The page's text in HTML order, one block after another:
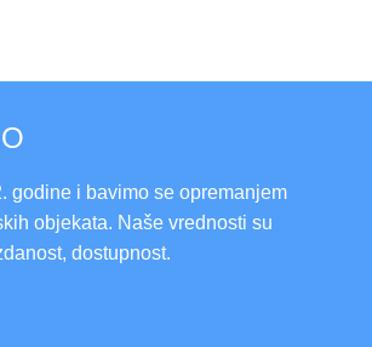
godine i bavimo se opremanjem
objekata. Naše vrednosti su
dostupnost.